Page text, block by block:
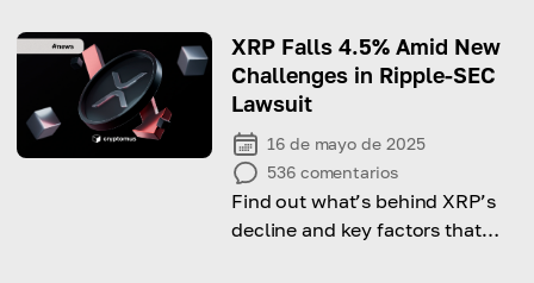
completa!
XRP Falls 4.5% Amid New
Challenges in Ripple-SEC
Lawsuit
16 de mayo de 2025
536 comentarios
Find out what’s behind XRP’s
decline and key factors that